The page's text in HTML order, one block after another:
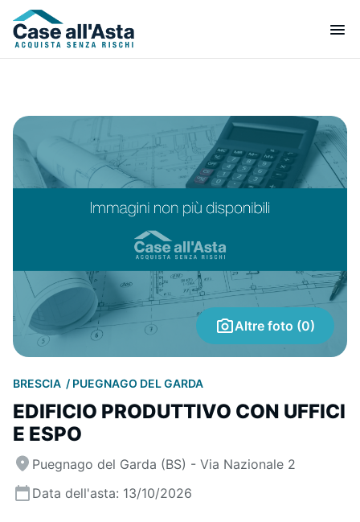
Altre foto (0)
BRESCIA PUEGNAGO DEL GARDA
EDIFICIO PRODUTTIVO CON UFFICI
E ESPO
Puegnago del Garda (BS) - Via Nazionale 2
Data dell'asta: 13/10/2026